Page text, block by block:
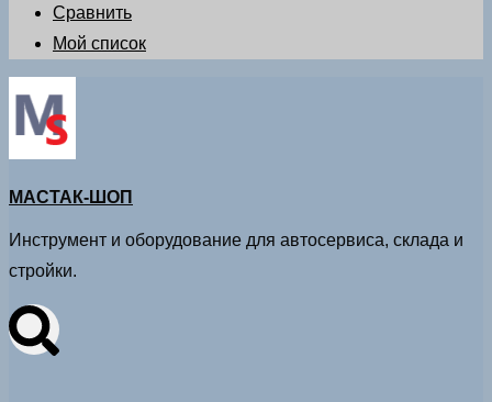
Сравнить
Мой список
МАСТАК-ШОП
Инструмент и оборудование для автосервиса, склада и
стройки.